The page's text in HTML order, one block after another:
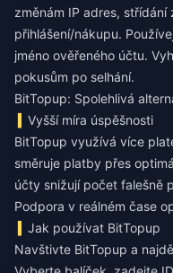
změnám IP adres, střídání
přihlášení/nákupu.
jméno ověřeného účtu.
pokusům po selhání.
BitTopup: Spolehlivá
Vyšší míra úspěšnosti
BitTopup využívá více
směruje platby přes
účty snižují počet falešně
Podpora v reálném čase
Jak používat BitTopup
Navštivte BitTopup a